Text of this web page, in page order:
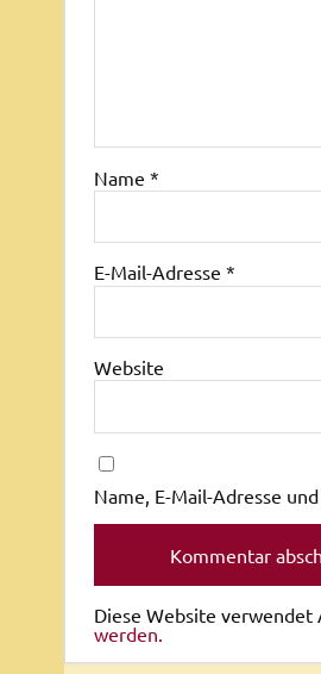
Name *
E-Mail-Adresse *
Website
Name, E-Mail-Adresse
Diese Website verwendet
werden.